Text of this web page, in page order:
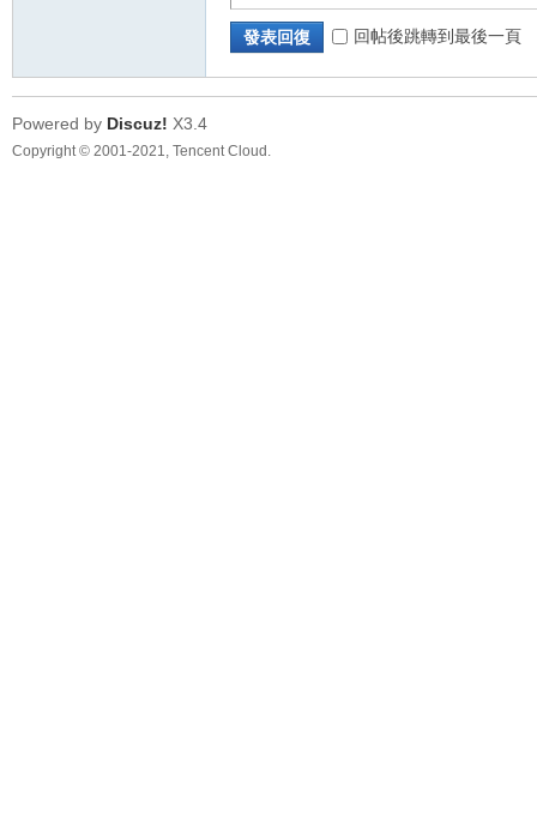
發表回復 回帖後跳轉到最後一頁
Powered by Discuz! X3.4
Copyright © 2001-2021, Tencent Cloud.